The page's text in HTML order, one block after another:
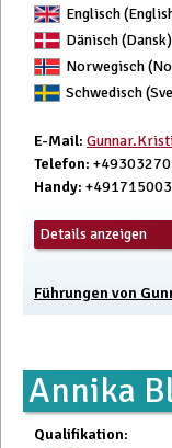
Englisch
Dänisch (Dansk)
Norwegisch
Schwedisch
E-Mail:
Telefon:
Handy:
Details anzeigen
Führungen von
Annika
Qualifikation: